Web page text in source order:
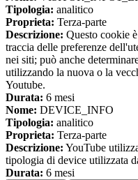
Tipologia: analitico
Proprieta: Terza-parte
Descrizione: Questo cookie
traccia delle preferenze
nei siti; può anche
utilizzando la nuova o la
Youtube.
Durata: 6 mesi
Nome: DEVICE_INFO
Tipologia: analitico
Proprieta: Terza-parte
Descrizione: YouTube
tipologia di device utilizzata
Durata: 6 mesi